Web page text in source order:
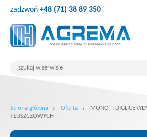
zadzwoń +48 (71) 38 89 350
Strona główna Oferta
MONO- I
TŁUSZCZOWYCH